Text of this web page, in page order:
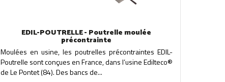
EDIL-POUTRELLE - Poutrelle moulée
précontrainte
Moulées en usine, les poutrelles précontraintes EDIL-
Poutrelle sont conçues en France, dans l’usine Edilteco®
de Le Pontet (84). Des bancs de...